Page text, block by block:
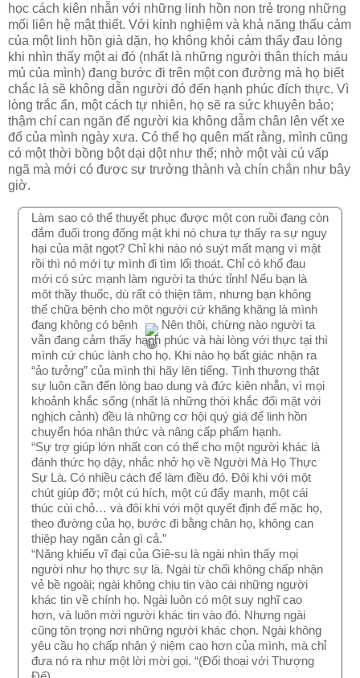
học cách kiên nhẫn với những linh hồn non trẻ trong những
mối liên hệ mật thiết. Với kinh nghiệm và khả năng thấu cảm
của một linh hồn già dặn, họ không khỏi cảm thấy đau lòng
khi nhìn thấy một ai đó (nhất là những người thân thích máu
mủ của mình) đang bước đi trên một con đường mà họ biết
chắc là sẽ không dẫn người đó đến hạnh phúc đích thực. Vì
lòng trắc ẩn, một cách tự nhiên, họ sẽ ra sức khuyên bảo;
thậm chí can ngăn để người kia không dẫm chân lên vết xe
đổ của mình ngày xưa. Có thể họ quên mất rằng, mình cũng
có một thời bồng bột dại dột như thế; nhờ một vài cú vấp
ngã mà mới có được sự trưởng thành và chín chắn như bây
giờ.
Làm sao có thể thuyết phục được một con ruồi đang còn
đắm đuối trong đống mật khi nó chưa tự thấy ra sự nguy
hại của mật ngọt? Chỉ khi nào nó suýt mất mạng vì mật
rồi thì nó mới tự mình đi tìm lối thoát. Chỉ có khổ đau
mới có sức mạnh làm người ta thức tỉnh! Nếu bạn là
môt thầy thuốc, dù rất có thiện tâm, nhưng bạn không
thể chữa bệnh cho một người cứ khăng khăng là mình
đang không có bệnh
  Nên thôi, chừng nào người ta
vẫn đang cảm thấy hạnh phúc và hài lòng với thực tại thì
mình cứ chúc lành cho họ. Khi nào họ bất giác nhận ra
“ảo tưởng” của mình thì hãy lên tiếng. Tình thương thật
sự luôn cần đến lòng bao dung và đức kiên nhẫn, vì mọi
khoảnh khắc sống (nhất là những thời khắc đối mặt với
nghịch cảnh) đều là những cơ hội quý giá để linh hồn
chuyển hóa nhận thức và nâng cấp phẩm hạnh.
“Sự trợ giúp lớn nhất con có thể cho một người khác là
đánh thức họ dậy, nhắc nhở họ về Người Mà Họ Thực
Sự Là. Có nhiều cách để làm điều đó. Đôi khi với một
chút giúp đỡ; một cú hích, một cú đẩy mạnh, một cái
thúc cùi chỏ… và đôi khi với một quyết định để mặc họ,
theo đường của họ, bước đi bằng chân họ, không can
thiệp hay ngăn cản gì cả.”
“Năng khiếu vĩ đại của Giê-su là ngài nhìn thấy mọi
người như họ thực sự là. Ngài từ chối không chấp nhận
vẻ bề ngoài; ngài không chịu tin vào cái những người
khác tin về chính họ. Ngài luôn có một suy nghĩ cao
hơn, và luôn mời người khác tin vào đó. Nhưng ngài
cũng tôn trọng nơi những người khác chọn. Ngài không
yêu cầu họ chấp nhận ý niệm cao hơn của mình, mà chỉ
đưa nó ra như một lời mời gọi. “(Đối thoại với Thượng